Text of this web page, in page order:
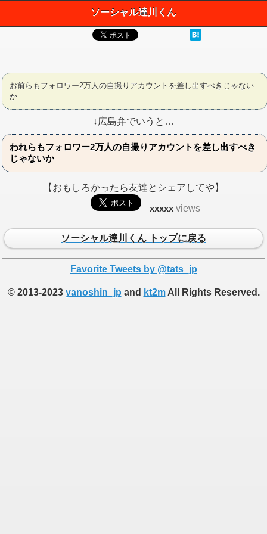
ソーシャル達川くん
お前らもフォロワー2万人の自撮りアカウントを差し出すべきじゃない
か
↓広島弁でいうと…
われらもフォロワー2万人の自撮りアカウントを差し出すべき
じゃないか
【おもしろかったら友達とシェアしてや】
xxxxx views
ソーシャル達川くん トップに戻る
Favorite Tweets by @tats_jp
© 2013-2023 yanoshin_jp and kt2mAll Rights Reserved.